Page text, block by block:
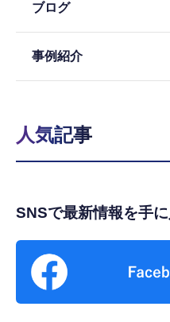
ブログ
事例紹介
人気記事
SNSで最新情報を手に